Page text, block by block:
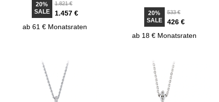
20%
SALE
1.821 €
1.457 €
ab 61 € Monatsraten
20%
SALE
533 €
426 €
ab 18 € Monatsraten